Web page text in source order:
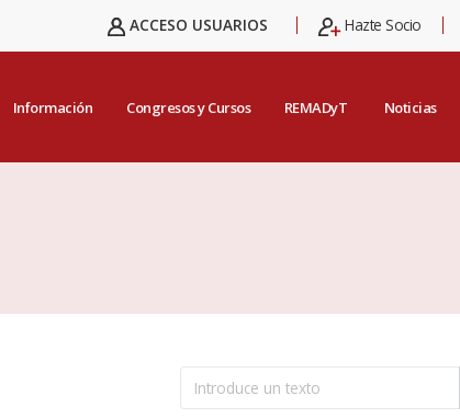
ACCESO USUARIOS Hazte Socio
Información Congresos y Cursos REMADyT Noticias